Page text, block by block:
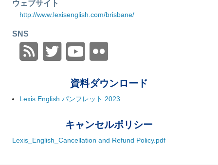
ウェブサイト
http://www.lexisenglish.com/brisbane/
SNS
資料ダウンロード
Lexis English パンフレット 2023
キャンセルポリシー
Lexis_English_Cancellation and Refund Policy.pdf